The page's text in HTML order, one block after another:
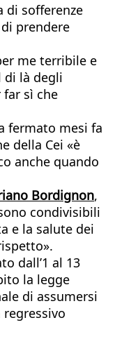
di sofferenze
prendere
me terribile e
di là degli
sì che
fermato mesi fa
della Cei «è
anche quando
Bordignon,
condivisibili
e la salute dei
dall’1 al 13
la legge
di assumersi